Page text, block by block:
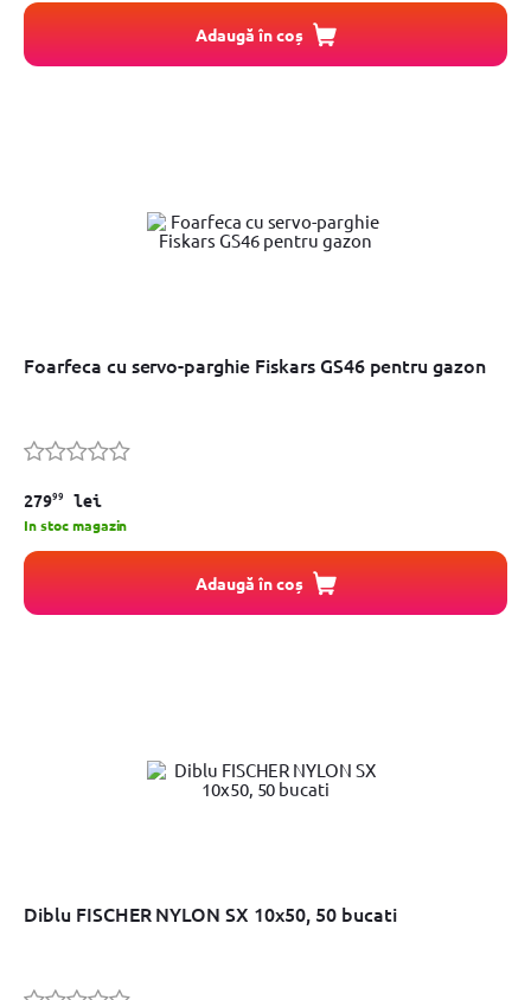
Adaugă în coș
Foarfeca cu servo-parghie Fiskars GS46 pentru gazon
27999 lei
In stoc magazin
Adaugă în coș
Diblu FISCHER NYLON SX 10x50, 50 bucati